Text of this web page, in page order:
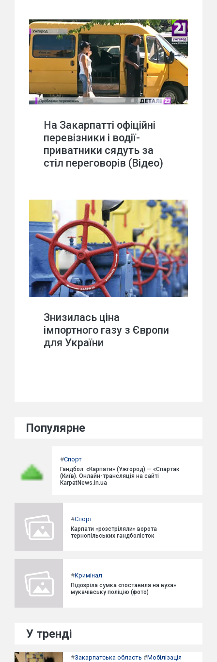
На Закарпатті офіційні
перевізники і водії-
приватники сядуть за
стіл переговорів (Відео)
Знизилась ціна
імпортного газу з Європи
для України
Популярне
#Спорт
Гандбол. «Карпати» (Ужгород) — «Спартак
(Київ). Онлайн-трансляція на сайті
KarpatNews.in.ua
#Спорт
Карпати «розстріляли» ворота
тернопільських гандболісток
#Кримінал
Підозріла сумка «поставила на вуха»
мукачівську поліцію (фото)
У тренді
#Закарпатська область #Мобілізація